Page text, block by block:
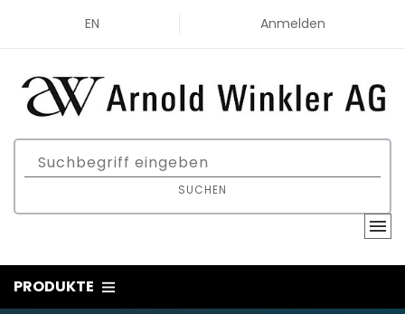
EN Anmelden
SUCHEN
PRODUKTE